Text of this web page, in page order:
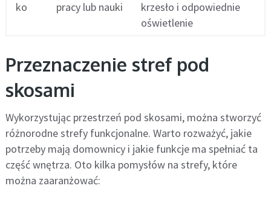
ko
pracy lub nauki
krzesło i odpowiednie
oświetlenie
Przeznaczenie stref pod
skosami
Wykorzystując przestrzeń pod skosami, można stworzyć
różnorodne strefy funkcjonalne. Warto rozważyć, jakie
potrzeby mają domownicy i jakie funkcje ma spełniać ta
część wnętrza. Oto kilka pomysłów na strefy, które
można zaaranżować: